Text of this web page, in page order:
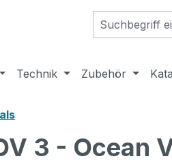
Technik Zubehör
3 - Ocean